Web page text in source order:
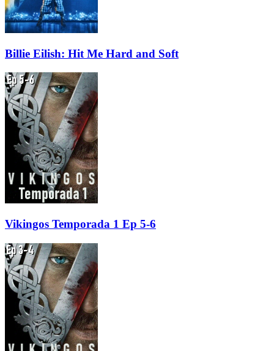
Billie Eilish: Hit Me Hard and Soft
Vikingos Temporada 1 Ep 5-6